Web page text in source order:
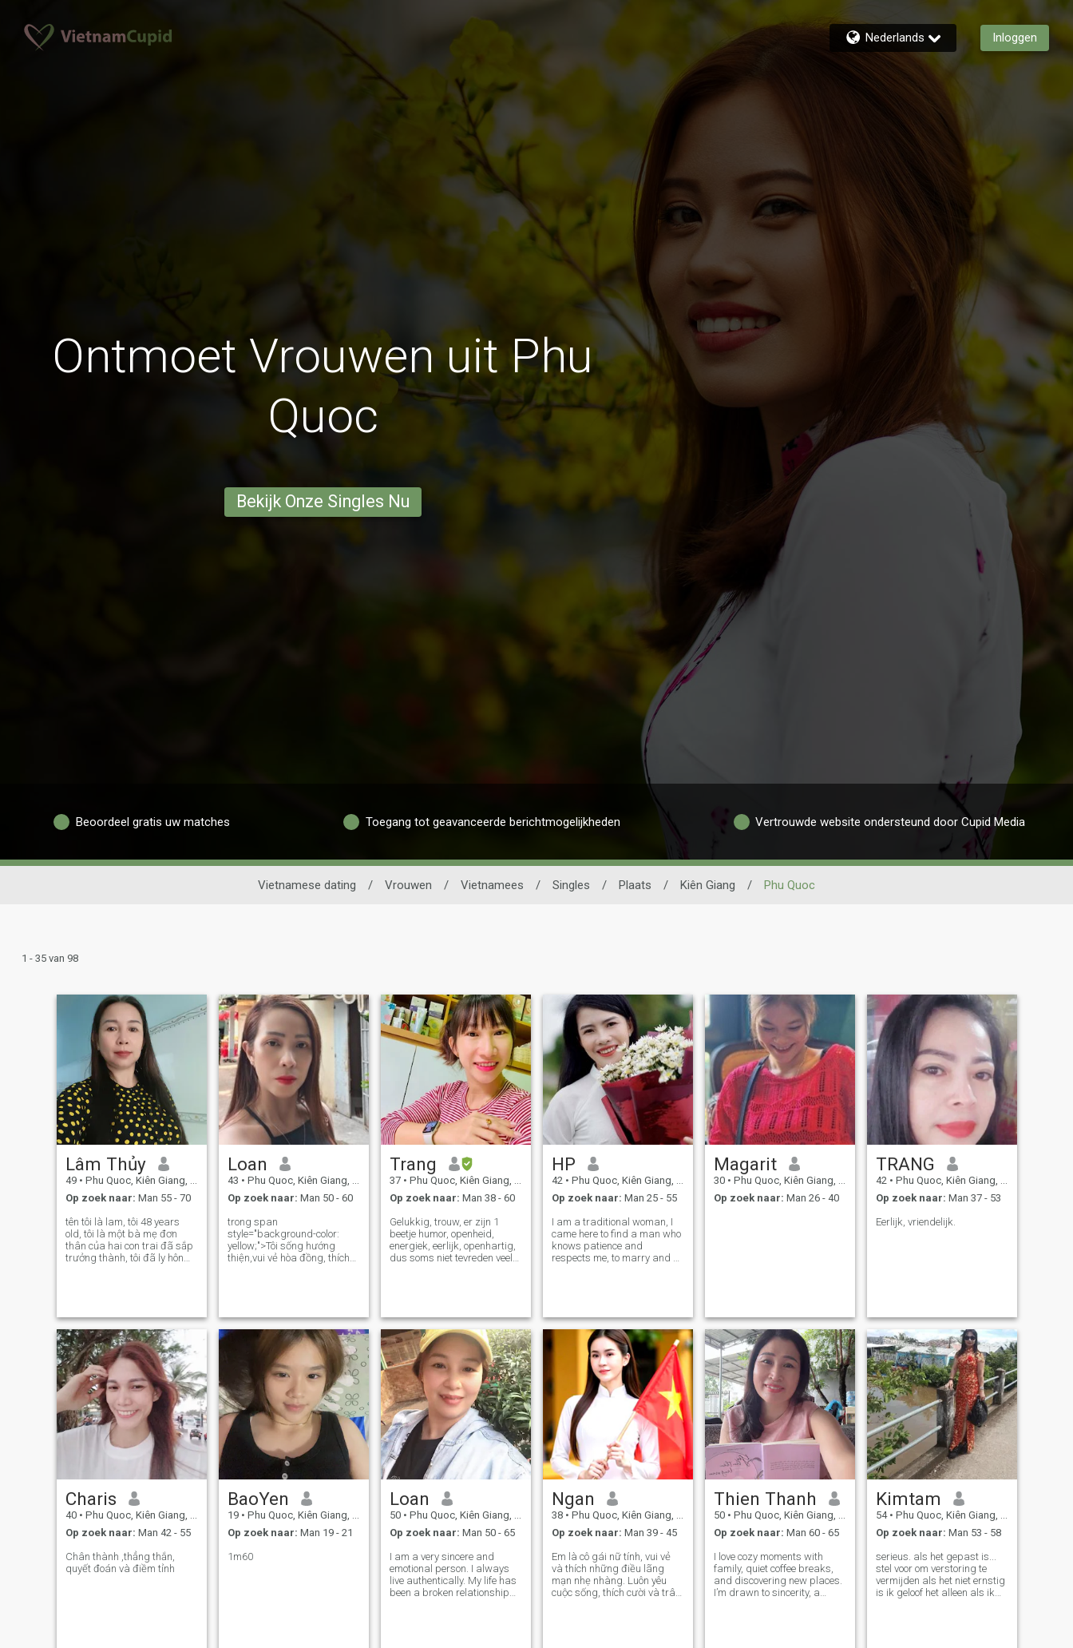
Nederlands Inloggen
Ontmoet Vrouwen uit Phu
Quoc
Bekijk Onze Singles Nu
Beoordeel gratis uw matches Toegang tot geavanceerde berichtmogelijkheden Vertrouwde website ondersteund door Cupid Media
Vietnamese dating / Vrouwen / Vietnamees / Singles / Plaats / Kiên Giang / Phu Quoc
1 - 35 van 98
Lâm Thủy
49 • Phu Quoc, Kiên Giang, Vietnam
Op zoek naar: Man 55 - 70
tên tôi là lam, tôi 48 years
old, tôi là một bà mẹ đơn
thân của hai con trai đã sắp
trưởng thành, tôi đã ly hôn
Hiện tại tôi đang sống
Loan
43 • Phu Quoc, Kiên Giang, Vietnam
Op zoek naar: Man 50 - 60
trong span
style="background-color:
yellow;">Tôi sống hướng
thiện,vui vẻ hòa đồng, thích
đùa giỡn trong mối quan hệ
vì thời gian k
Trang
37 • Phu Quoc, Kiên Giang, Vietnam
Op zoek naar: Man 38 - 60
Gelukkig, trouw, er zijn 1
beetje humor, openheid,
energiek, eerlijk, openhartig,
dus soms niet tevreden veel
elke dag gelukkig, niet in
conservatieve mensen.
HP
42 • Phu Quoc, Kiên Giang, Vietnam
Op zoek naar: Man 25 - 55
I am a traditional woman, I
came here to find a man who
knows patience and
respects me, to marry and he
long as he loves me. For me,
marri
Magarit
30 • Phu Quoc, Kiên Giang, Vietnam
Op zoek naar: Man 26 - 40
TRANG
42 • Phu Quoc, Kiên Giang, Vietnam
Op zoek naar: Man 37 - 53
Eerlijk, vriendelijk.
Charis
40 • Phu Quoc, Kiên Giang, Vietnam
Op zoek naar: Man 42 - 55
Chân thành ,thẳng thắn,
quyết đoán và điềm tỉnh
BaoYen
19 • Phu Quoc, Kiên Giang, Vietnam
Op zoek naar: Man 19 - 21
1m60
Loan
50 • Phu Quoc, Kiên Giang, Vietnam
Op zoek naar: Man 50 - 65
I am a very sincere and
emotional person. I always
live authentically. My life has
been a broken relationship
Ngan
38 • Phu Quoc, Kiên Giang, Vietnam
Op zoek naar: Man 39 - 45
Em là cô gái nữ tính, vui vẻ
và thích những điều lãng
mạn nhẹ nhàng. Luôn yêu
cuộc sống, thích cười và trân
Thien Thanh
50 • Phu Quoc, Kiên Giang, Vietnam
Op zoek naar: Man 60 - 65
I love cozy moments with
family, quiet coffee breaks,
and discovering new places.
I’m drawn to sincerity, a
Kimtam
54 • Phu Quoc, Kiên Giang, Vietnam
Op zoek naar: Man 53 - 58
serieus. als het gepast is...
stel voor om verstoring te
vermijden als het niet ernstig
is ik geloof het alleen als ik